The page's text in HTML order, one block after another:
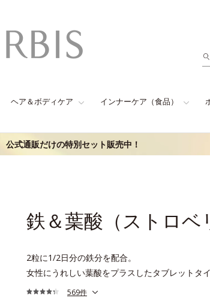
ヘア＆ボディケア インナーケア（食品）
公式通販だけの特別セット販売中！
鉄＆葉酸（ストロベ
2粒に1/2日分の鉄分を配合。
女性にうれしい葉酸をプラスしたタブレットタ
569件